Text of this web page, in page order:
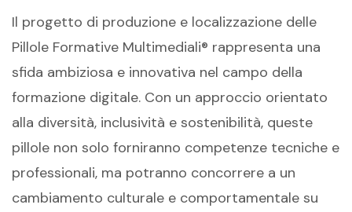
Il progetto di produzione e localizzazione delle
Pillole Formative Multimediali® rappresenta una
sfida ambiziosa e innovativa nel campo della
formazione digitale. Con un approccio orientato
alla diversità, inclusività e sostenibilità, queste
pillole non solo forniranno competenze tecniche e
professionali, ma potranno concorrere a un
cambiamento culturale e comportamentale su